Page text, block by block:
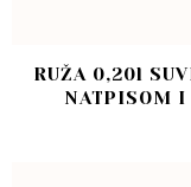
RUŽA 0,20l
NATPISOM I